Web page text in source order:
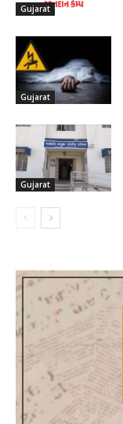
Gujarat
Gujarat
Gujarat